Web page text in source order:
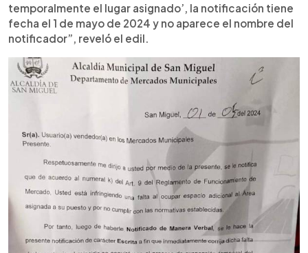
temporalmente el lugar asignado’, la notificación tiene
fecha el 1 de mayo de 2024 y no aparece el nombre del
notificador”, reveló el edil.